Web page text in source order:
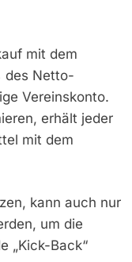
mit dem
des Netto-
Vereinskonto.
erhält jeder
mit dem
kann auch nur
um die
„Kick-Back“